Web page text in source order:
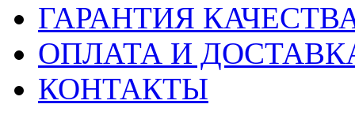
ГАРАНТИЯ
ОПЛАТА И
КОНТАКТЫ